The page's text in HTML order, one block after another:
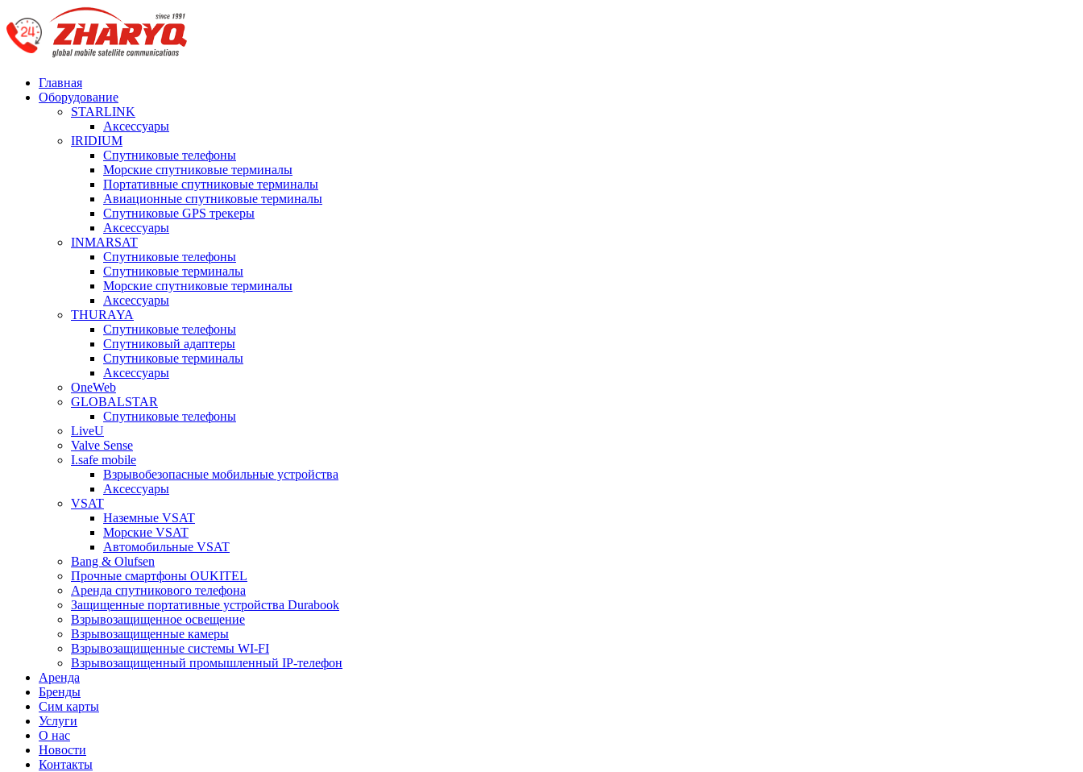
Главная
Оборудование
STARLINK
Аксессуары
IRIDIUM
Спутниковые телефоны
Морские спутниковые терминалы
Портативные спутниковые терминалы
Авиационные спутниковые терминалы
Спутниковые GPS трекеры
Аксессуары
INMARSAT
Спутниковые телефоны
Спутниковые терминалы
Морские спутниковые терминалы
Аксессуары
THURAYA
Спутниковые телефоны
Спутниковый адаптеры
Спутниковые терминалы
Аксессуары
OneWeb
GLOBALSTAR
Спутниковые телефоны
LiveU
Valve Sense
I.safe mobile
Взрывобезопасные мобильные устройства
Аксессуары
VSAT
Наземные VSAT
Морские VSAT
Автомобильные VSAT
Bang & Olufsen
Прочные смартфоны OUKITEL
Аренда спутникового телефона
Защищенные портативные устройства Durabook
Взрывозащищенное освещение
Взрывозащищенные камеры
Взрывозащищенные системы WI-FI
Взрывозащищенный промышленный IP-телефон
Аренда
Бренды
Сим карты
Услуги
О нас
Новости
Контакты